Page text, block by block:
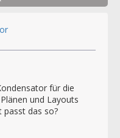
für die
und Layouts
passt das so?